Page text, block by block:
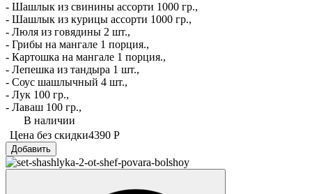
- Шашлык из свинины ассорти 1000 гр.,
- Шашлык из курицы ассорти 1000 гр.,
- Люля из говядины 2 шт.,
- Грибы на мангале 1 порция.,
- Картошка на мангале 1 порция.,
- Лепешка из тандыра 1 шт.,
- Соус шашлычный 4 шт.,
- Лук 100 гр.,
- Лаваш 100 гр.,
В наличии
Цена без скидки4390 Р
Добавить